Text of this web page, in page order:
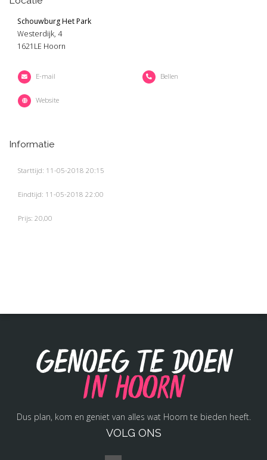
Schouwburg Het Park
Westerdijk, 4
1621LE Hoorn
E-mail Bellen
Website
Informatie
Starttijd: 11-05-2018 20:15
Eindtijd: 11-05-2018 22:00
Prijs: 20,00
Genoeg te doen
in Hoorn
Dus plan, kom en geniet van alles wat Hoorn te bieden heeft.
VOLG ONS